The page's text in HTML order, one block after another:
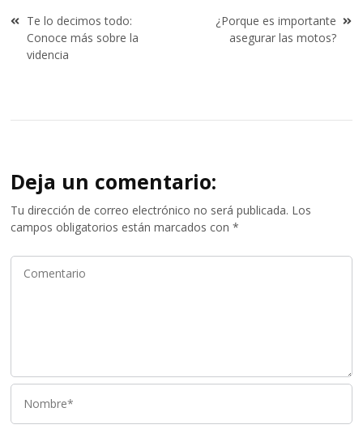
Navegación
de
entradas
Te lo decimos todo:
Conoce más sobre la
videncia
¿Porque es importante
asegurar las motos?
Deja un comentario:
Tu dirección de correo electrónico no será publicada. Los
campos obligatorios están marcados con*